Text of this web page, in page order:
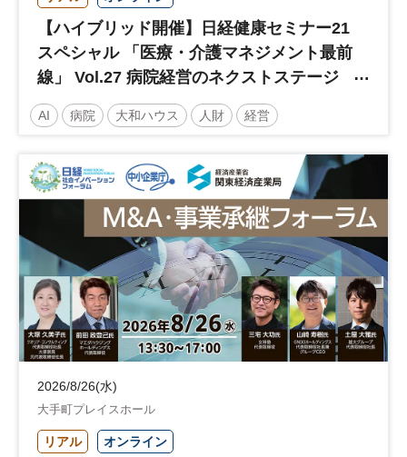
【ハイブリッド開催】日経健康セミナー21
スペシャル 「医療・介護マネジメント最前
線」 Vol.27 病院経営のネクストステージ
～診療報酬改定のその先 AI・DX・人財戦
略で描く持続可能な未来へ～
AI 病院 大和ハウス 人財 経営
人材戦略
日経健康セミナー 病院経営 診療報酬
土日祝開催
2026/8/26(水)
大手町プレイスホール
リアル オンライン